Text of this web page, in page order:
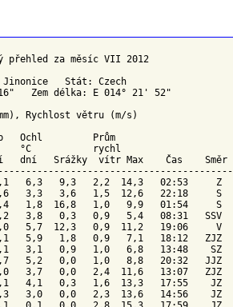
přehled za měsíc VII 2012
Stát: Czech
Zem délka: E 014° 21' 52"
Rychlost větru (m/s)
Ochl
        Prům
°C    °C
rychl
dní   Srážky  vítr Max    Čas Směr
6,3   9,3   2,2  14,3   02:53     Z
3,3   3,6   1,5  12,6   22:18     S
1,8  16,8   1,0   9,9   01:54     S
3,8   0,3   0,9   5,4   08:31   SSV
5,7  12,3   0,9  11,2   19:06     V
5,9   1,8   0,9   7,1   18:12   ZJZ
3,1   0,9   1,0   6,8   13:48    SZ
5,2   0,0   1,0   8,8   20:32   JJZ
3,7   0,0   2,4  11,6   13:07   ZJZ
4,1   0,3   1,6  13,3   17:55    JZ
3,0   0,0   2,3  13,6   14:56    JZ